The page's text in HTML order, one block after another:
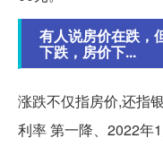
有人说房价在跌，
下跌，房价下...
涨跌不仅指房价,还指
利率 第一降、2022年